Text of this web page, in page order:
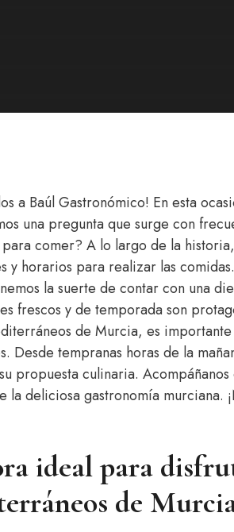
a Baúl Gastronómico! En esta
una pregunta que surge con
comer? A lo largo de la
y horarios para realizar las
la suerte de contar con una
frescos y de temporada son
de Murcia, es
Desde tempranas horas de la
propuesta culinaria.
la deliciosa gastronomía
ideal para
de